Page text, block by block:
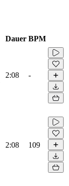
Dauer BPM
2:08 -
2:08 109